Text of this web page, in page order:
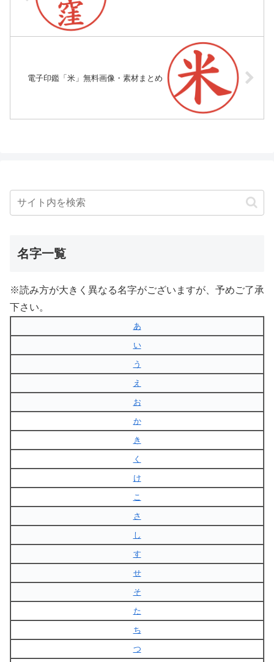
電子印鑑「米」無料画像・素材まとめ
名字一覧
※読み方が大きく異なる名字がございますが、予めご了承
下さい。
あ
い
う
え
お
か
き
く
け
こ
さ
し
す
せ
そ
た
ち
つ